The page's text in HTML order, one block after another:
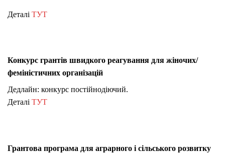
Деталі ТУТ
Конкурс грантів швидкого реагування для жіночих/
феміністичних організацій
Дедлайн: конкурс постійнодіючий.
Деталі ТУТ
Грантова програма для аграрного і сільського розвитку